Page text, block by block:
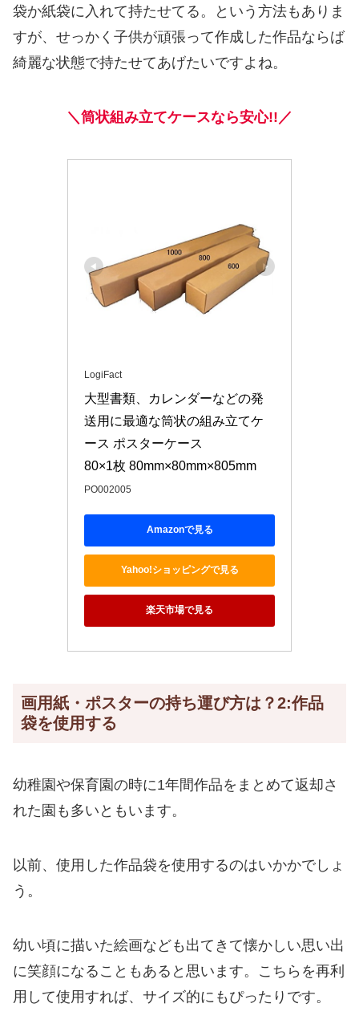
袋か紙袋に入れて持たせてる。という方法もありま
すが、せっかく子供が頑張って作成した作品ならば
綺麗な状態で持たせてあげたいですよね。
＼筒状組み立てケースなら安心!!／
LogiFact
大型書類、カレンダーなどの発
送用に最適な筒状の組み立てケ
ース ポスターケース
80×1枚 80mm×80mm×805mm
PO002005
Amazonで見る
Yahoo!ショッピングで見る
楽天市場で見る
画用紙・ポスターの持ち運び方は？2:作品
袋を使用する
幼稚園や保育園の時に1年間作品をまとめて返却さ
れた園も多いともいます。
以前、使用した作品袋を使用するのはいかかでしょ
う。
幼い頃に描いた絵画なども出てきて懐かしい思い出
に笑顔になることもあると思います。こちらを再利
用して使用すれば、サイズ的にもぴったりです。